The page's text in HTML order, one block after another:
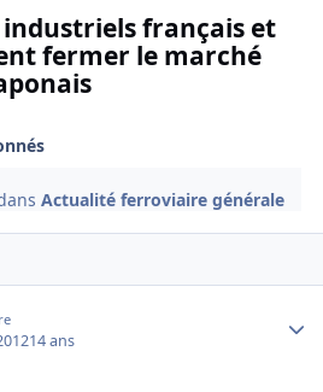
français et
fermer le marché
Actualité ferroviaire générale
14 ans